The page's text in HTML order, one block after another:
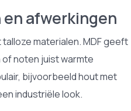
afwerkingen
talloze materialen. MDF geeft
noten juist warmte
bijvoorbeeld hout met
industriële look.